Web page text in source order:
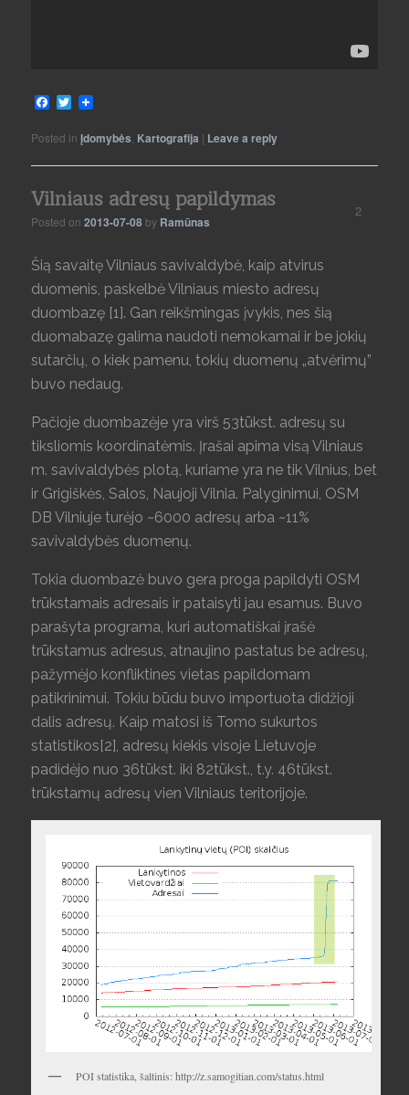
Facebook
Twitter
Posted in Įdomybės Kartografija | Leave a reply
Vilniaus adresų papildymas
Posted on2013-07-08 by Ramūnas
2
Šią savaitę Vilniaus savivaldybė, kaip atvirus
duomenis, paskelbė Vilniaus miesto adresų
duombazę [1]. Gan reikšmingas įvykis, nes šią
duomabazę galima naudoti nemokamai ir be jokių
sutarčių, o kiek pamenu, tokių duomenų „atvėrimų”
buvo nedaug.
Pačioje duombazėje yra virš 53tūkst. adresų su
tiksliomis koordinatėmis. Įrašai apima visą Vilniaus
m. savivaldybės plotą, kuriame yra ne tik Vilnius, bet
ir Grigiškės, Salos, Naujoji Vilnia. Palyginimui, OSM
DB Vilniuje turėjo ~6000 adresų arba ~11%
savivaldybės duomenų.
Tokia duombazė buvo gera proga papildyti OSM
trūkstamais adresais ir pataisyti jau esamus. Buvo
parašyta programa, kuri automatiškai įrašė
trūkstamus adresus, atnaujino pastatus be adresų,
pažymėjo konfliktines vietas papildomam
patikrinimui. Tokiu būdu buvo importuota didžioji
dalis adresų. Kaip matosi iš Tomo sukurtos
statistikos[2], adresų kiekis visoje Lietuvoje
padidėjo nuo 36tūkst. iki 82tūkst., t.y. 46tūkst.
trūkstamų adresų vien Vilniaus teritorijoje.
POI statistika, šaltinis: http://z.samogitian.com/status.html